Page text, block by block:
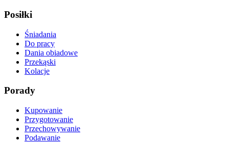
Posiłki
Śniadania
Do pracy
Dania obiadowe
Przekąski
Kolacje
Porady
Kupowanie
Przygotowanie
Przechowywanie
Podawanie